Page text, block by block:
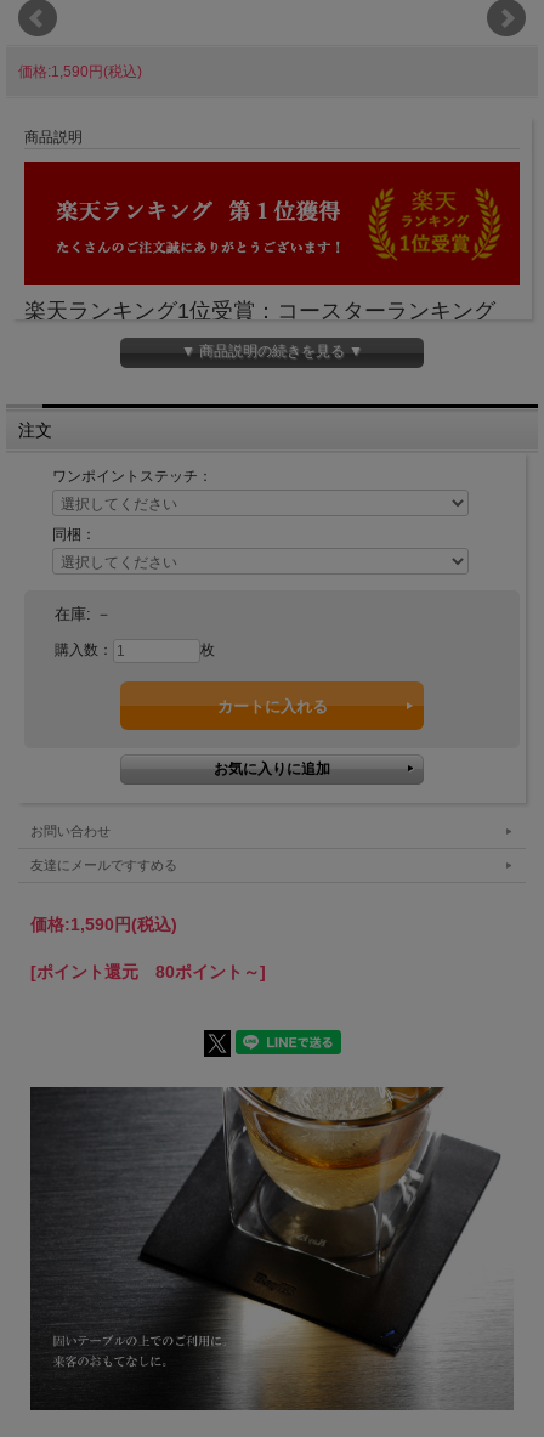
価格:1,590円(税込)
商品説明
楽天ランキング1位受賞：コースターランキング
（2025/03/04）
レイエスダブルウォールグラスにマッチする本格
的なコースター。
ぬめ革で有名な栃木レザーの天然本革を使用。結
露しにくいグラスだからこそ、本物の革を使用で
きます。
固いテーブルでグラスを使用する際の緩衝材とし
て、接客用のおもてなしとしてご利用ください。
また、マーカー代わりにもなるよう、ワンポイン
▼ 商品説明の続きを見る ▼
注文
ワンポイントステッチ：
同梱：
在庫: －
購入数： 枚
お問い合わせ
友達にメールですすめる
価格:1,590円(税込)
[ポイント還元 80ポイント～]